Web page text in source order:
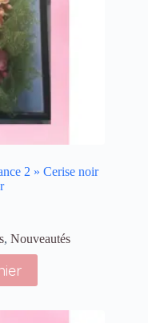
2 » Cerise noir
,Nouveautés